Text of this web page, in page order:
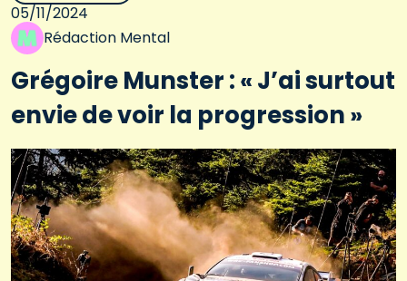
05/11/2024
Rédaction Mental
Grégoire Munster : « J’ai surtout
envie de voir la progression »